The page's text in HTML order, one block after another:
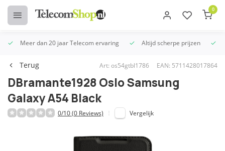
0
Meer dan 20 jaar Telecom ervaring Altijd scherpe prijzen
Terug Art: os54gtbl1786 EAN: 5711428017864
DBramante1928 Oslo Samsung
Galaxy A54 Black
0/10 (0 Reviews) Vergelijk